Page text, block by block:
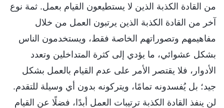
من القادة الكذبة الذين لا يستطيعون القيام بعمل. ثمة نوع
آخر من القادة الكذبة الذين يرتبون العمل من خلال
مفاهيمهم وتصوراتهم الخاصة فقط، ويستخدمون الناس
بشكل عشوائي، ما يؤدي إلى كثرة المتداخلين وتعدد
الأدوار، فلا يقتصر الأمر على عدم القيام بالعمل بشكل
جيد؛ بل يُفسدونه تمامًا، ويتركونه بدون أي وسيلة للتقدم.
لن ينفذ القادة الكذبة ترتيبات العمل أبدًا، فضلًا عن القيام